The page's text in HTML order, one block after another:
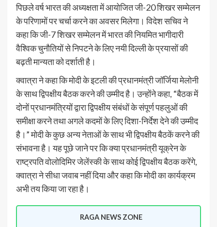
पिछले वर्ष भारत की अध्यक्षता में आयोजित जी-20 शिखर सम्मेलन
के परिणामों पर चर्चा करने का अवसर मिलेगा। विदेश सचिव ने
कहा कि जी-7 शिखर सम्मेलन में भारत की नियमित भागीदारी
वैश्विक चुनौतियों से निपटने के लिए नयी दिल्ली के प्रयासों की
बढ़ती मान्यता को दर्शाती है।
क्वात्रा ने कहा कि मोदी के इटली की प्रधानमंत्री जॉर्जिया मेलोनी
के साथ द्विपक्षीय बैठक करने की उम्मीद है। उन्होंने कहा, “बैठक में
दोनों प्रधानमंत्रियों द्वारा द्विपक्षीय संबंधों के संपूर्ण पहलुओं की
समीक्षा करने तथा अगले कदमों के लिए दिशा-निर्देश देने की उम्मीद
है।” मोदी के कुछ अन्य नेताओं के साथ भी द्विपक्षीय बैठकें करने की
संभावना है। यह पूछे जाने पर कि क्या प्रधानमंत्री यूक्रेन के
राष्ट्रपति वोलोदिमिर जेलेंस्की के साथ कोई द्विपक्षीय बैठक करेंगे,
क्वात्रा ने सीधा जवाब नहीं दिया और कहा कि मोदी का कार्यक्रम
अभी तय किया जा रहा है।
RAGA NEWS ZONE